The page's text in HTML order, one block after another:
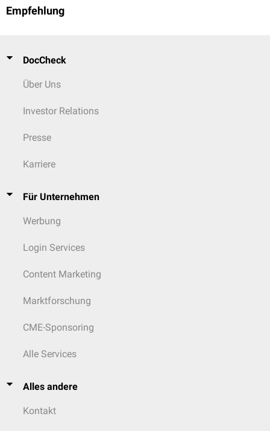
Empfehlung
DocCheck
Über Uns
Investor Relations
Presse
Karriere
Für Unternehmen
Werbung
Login Services
Content Marketing
Marktforschung
CME-Sponsoring
Alle Services
Alles andere
Kontakt